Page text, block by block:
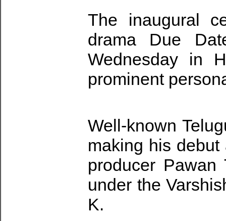
The inaugural
drama Due
Wednesday in
prominent
Well-known
making his
producer
under the
K.